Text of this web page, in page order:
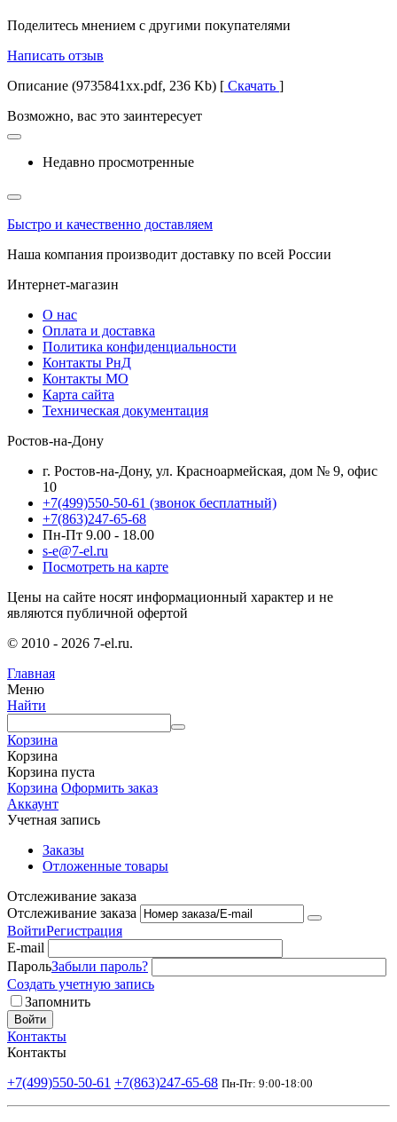
Поделитесь мнением с другими покупателями
Написать отзыв
Описание (9735841xx.pdf, 236 Kb) [ Скачать ]
Возможно, вас это заинтересует
Недавно просмотренные
Быстро и качественно доставляем
Наша компания производит доставку по всей России
Интернет-магазин
О нас
Оплата и доставка
Политика конфиденциальности
Контакты РнД
Контакты МО
Карта сайта
Техническая документация
Ростов-на-Дону
г. Ростов-на-Дону, ул. Красноармейская, дом № 9, офис
10
+7(499)550-50-61 (звонок бесплатный)
+7(863)247-65-68
Пн-Пт 9.00 - 18.00
s-e@7-el.ru
Посмотреть на карте
Цены на сайте носят информационный характер и не
являются публичной офертой
© 2010 - 2026 7-el.ru.
Главная
Меню
Найти
Корзина
Корзина
Корзина пуста
Корзина Оформить заказ
Аккаунт
Учетная запись
Заказы
Отложенные товары
Отслеживание заказа
Отслеживание заказа
ВойтиРегистрация
E-mail
ПарольЗабыли пароль?
Создать учетную запись
Запомнить
Войти
Контакты
Контакты
+7(499)550-50-61 +7(863)247-65-68 Пн-Пт: 9:00-18:00